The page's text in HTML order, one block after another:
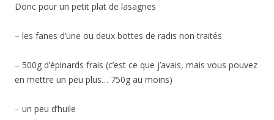
Donc pour un petit plat de lasagnes
– les fanes d’une ou deux bottes de radis non traités
– 500g d’épinards frais (c’est ce que j’avais, mais vous pouvez
en mettre un peu plus… 750g au moins)
– un peu d’huile